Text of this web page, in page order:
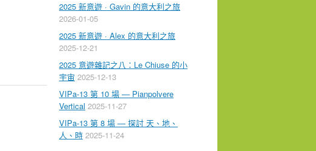
2025 新意遊 · Gavin 的意大利之旅
2026-01-05
2025 新意遊 · Alex 的意大利之旅
2025-12-21
2025 意遊雜記之八：Le Chiuse 的小
宇宙 2025-12-13
VIPa-13 第 10 場 — Pianpolvere
Vertical 2025-11-27
VIPa-13 第 8 場 — 探討 天、地、
人、時 2025-11-24